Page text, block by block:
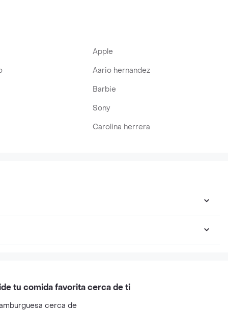
Apple
Aario hernandez
Barbie
Sony
Carolina herrera
tu comida favorita cerca de ti
cerca de